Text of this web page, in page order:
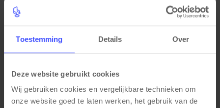
Toestemming Details Over
Deze website gebruikt cookies
Wij gebruiken cookies en vergelijkbare technieken om
onze website goed te laten werken, het gebruik van de
Materiele Eigenschappen
Twee motoren Draaggewicht 85 kg (per werkplek)
TUV gecertificeerd
Volgens arbonorm NEN 527
Volgens arbonorm NPR